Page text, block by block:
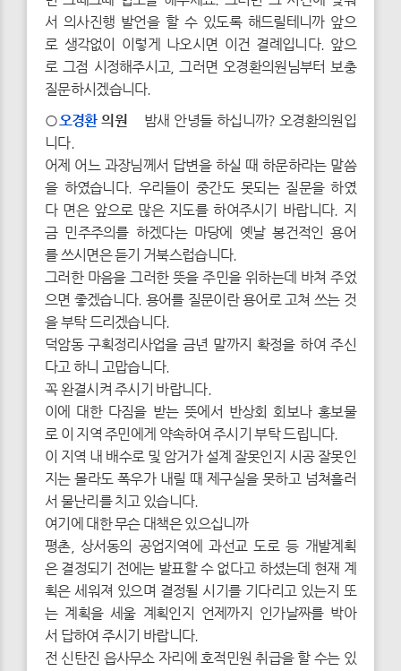
서 의사진행 발언을 할 수 있도록 해드릴테니까 앞으
로 생각없이 이렇게 나오시면 이건 결례입니다. 앞으
로 그점 시정해주시고, 그러면 오경환의원님부터 보충
질문하시겠습니다.
○오경환의원 밤새 안녕들 하십니까? 오경환의원입
니다.
어제 어느 과장님께서 답변을 하실 때 하문하라는 말씀
을 하였습니다. 우리들이 중간도 못되는 질문을 하였
다 면은 앞으로 많은 지도를 하여주시기 바랍니다. 지
금 민주주의를 하겠다는 마당에 옛날 봉건적인 용어
를 쓰시면은 듣기 거북스럽습니다.
그러한 마음을 그러한 뜻을 주민을 위하는데 바쳐 주었
으면 좋겠습니다. 용어를 질문이란 용어로 고쳐 쓰는 것
을 부탁 드리겠습니다.
덕암동 구획정리사업을 금년 말까지 확정을 하여 주신
다고 하니 고맙습니다.
꼭 완결시켜 주시기 바랍니다.
이에 대한 다짐을 받는 뜻에서 반상회 회보나 홍보물
로 이 지역 주민에게 약속하여 주시기 부탁 드립니다.
이 지역 내 배수로 및 암거가 설계 잘못인지 시공 잘못인
지는 몰라도 폭우가 내릴 때 제구실을 못하고 넘쳐흘러
서 물난리를 치고 있습니다.
여기에 대한 무슨 대책은 있으십니까
평촌, 상서동의 공업지역에 과선교 도로 등 개발계획
은 결정되기 전에는 발표할 수 없다고 하셨는데 현재 계
획은 세워져 있으며 결정될 시기를 기다리고 있는지 또
는 계획을 세울 계획인지 언제까지 인가날짜를 박아
서 답하여 주시기 바랍니다.
전 신탄진 읍사무소 자리에 호적민원 취급을 할 수는 있